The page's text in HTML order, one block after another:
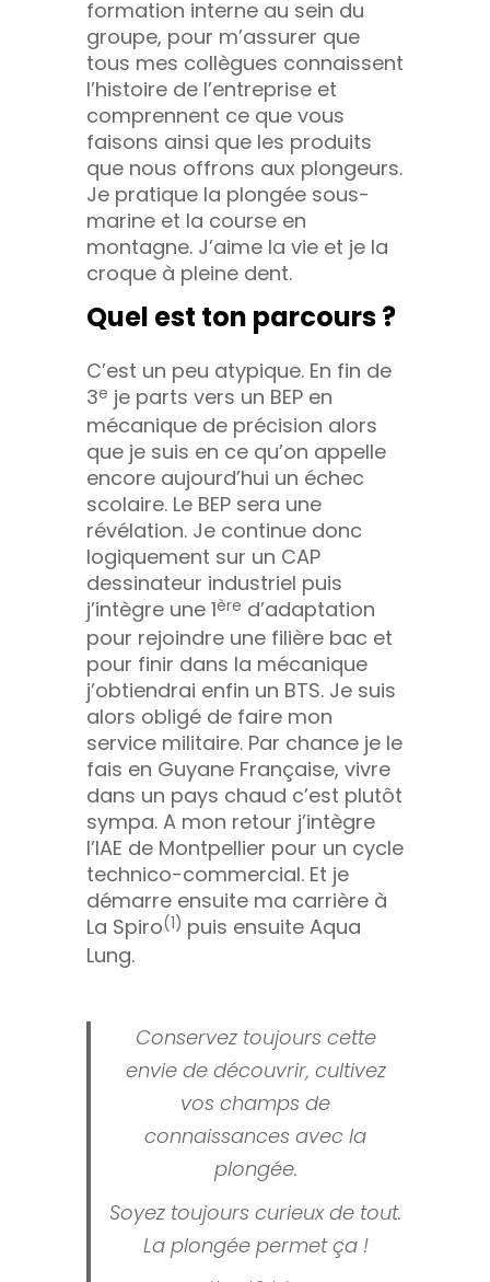
formation interne au sein du
groupe, pour m’assurer que
tous mes collègues connaissent
l’histoire de l’entreprise et
comprennent ce que vous
faisons ainsi que les produits
que nous offrons aux plongeurs.
Je pratique la plongée sous-
marine et la course en
montagne. J’aime la vie et je la
croque à pleine dent.
Quel est ton parcours ?
C’est un peu atypique. En fin de
3e je parts vers un BEP en
mécanique de précision alors
que je suis en ce qu’on appelle
encore aujourd’hui un échec
scolaire. Le BEP sera une
révélation. Je continue donc
logiquement sur un CAP
dessinateur industriel puis
j’intègre une 1ère d’adaptation
pour rejoindre une filière bac et
pour finir dans la mécanique
j’obtiendrai enfin un BTS. Je suis
alors obligé de faire mon
service militaire. Par chance je le
fais en Guyane Française, vivre
dans un pays chaud c’est plutôt
sympa. A mon retour j’intègre
l’IAE de Montpellier pour un cycle
technico-commercial. Et je
démarre ensuite ma carrière à
La Spiro(1) puis ensuite Aqua
Lung.
Conservez toujours cette
envie de découvrir, cultivez
vos champs de
connaissances avec la
plongée.
Soyez toujours curieux de tout.
La plongée permet ça !